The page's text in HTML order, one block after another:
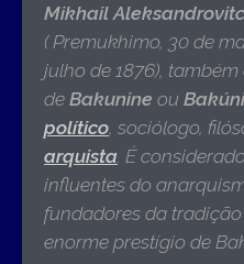
Mikhail
( Premukhimo, 30 de
julho de 1876), também
de Bakunine ou
político, sociólogo,
arquista . É
influentes do
fundadores da
enorme prestígio de